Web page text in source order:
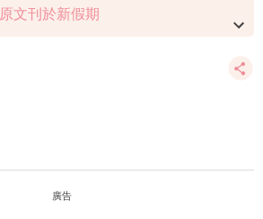
原文刊於新假期
廣告